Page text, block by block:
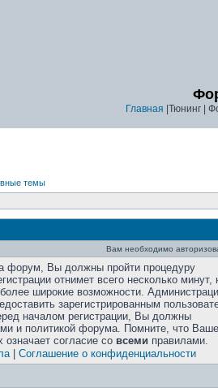
Главная |Тюнинг |
темы
Вам необходимо
форум, Вы должны пройти процедуру
отнимет всего несколько минут,
широкие возможности.
зарегистрированным
началом регистрации, Вы должны
и политикой форума. Помните, что Ваше
согласие со всеми правилами.
| Соглашение о конфиденциальности